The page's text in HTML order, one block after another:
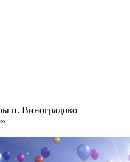
п. Виноградово